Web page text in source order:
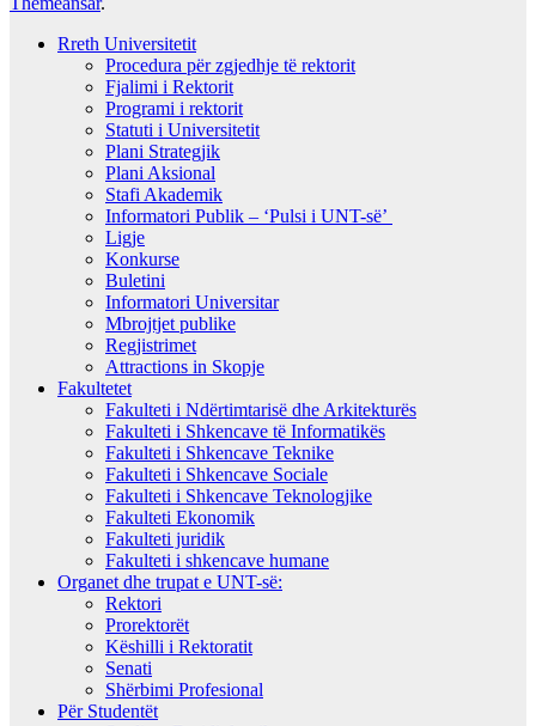
Rreth Universitetit
Procedura për zgjedhje të rektorit
Fjalimi i Rektorit
Programi i rektorit
Statuti i Universitetit
Plani Strategjik
Plani Aksional
Stafi Akademik
Informatori Publik – ‘Pulsi i UNT-së’
Ligje
Konkurse
Buletini
Informatori Universitar
Mbrojtjet publike
Regjistrimet
Attractions in Skopje
Fakultetet
Fakulteti i Ndërtimtarisë dhe Arkitekturës
Fakulteti i Shkencave të Informatikës
Fakulteti i Shkencave Teknike
Fakulteti i Shkencave Sociale
Fakulteti i Shkencave Teknologjike
Fakulteti Ekonomik
Fakulteti juridik
Fakulteti i shkencave humane
Organet dhe trupat e UNT-së:
Rektori
Prorektorët
Këshilli i Rektoratit
Senati
Shërbimi Profesional
Për Studentët